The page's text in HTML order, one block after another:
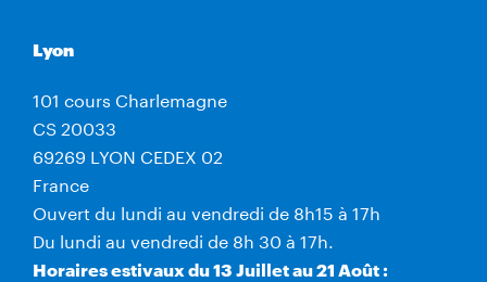
Lyon
101 cours Charlemagne
CS 20033
69269 LYON CEDEX 02
France
Ouvert du lundi au vendredi de 8h15 à 17h
Du lundi au vendredi de 8h 30 à 17h.
Horaires estivaux du 13 Juillet au 21 Août :